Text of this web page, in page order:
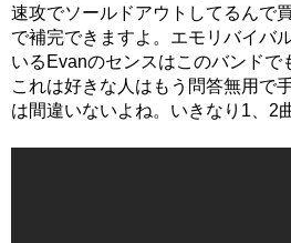
速攻でソールドアウトしてるんで
で補完できますよ。エモリバイバ
いるEvanのセンスはこのバンドで
これは好きな人はもう問答無用で
は間違いないよね。いきなり1、2